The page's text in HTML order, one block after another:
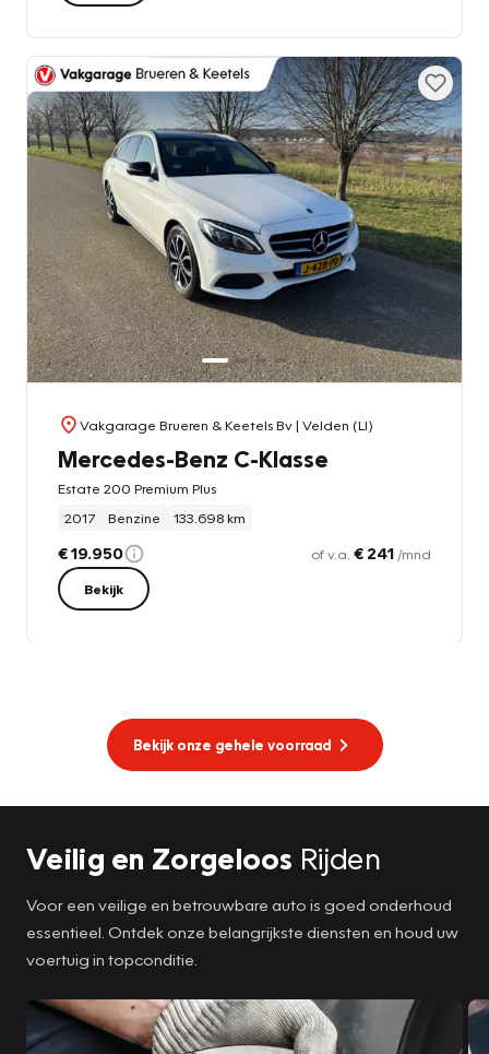
Vakgarage Brueren & Keetels Bv| Velden (LI)
Mercedes-Benz C-Klasse
Estate 200 Premium Plus
2017
Benzine 133.698 km
€ 19.950 of v.a. € 241 /mnd
Bekijk
Bekijk onze gehele voorraad
Veilig en Zorgeloos Rijden
Voor een veilige en betrouwbare auto is goed onderhoud
essentieel. Ontdek onze belangrijkste diensten en houd uw
voertuig in topconditie.